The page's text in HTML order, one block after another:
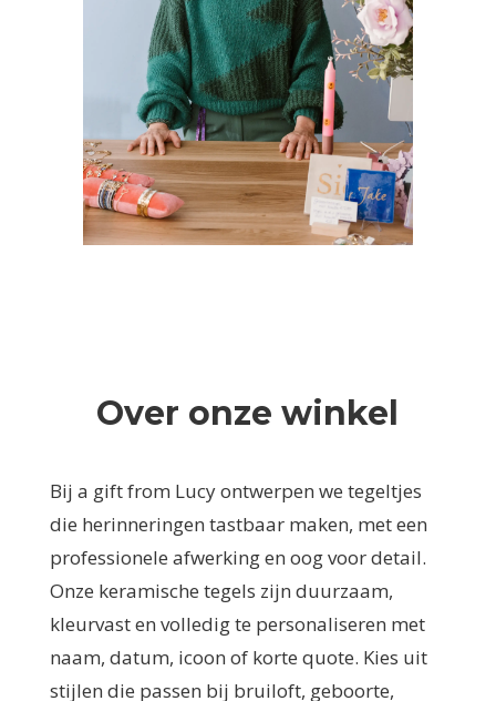
Over onze winkel
Bij a gift from Lucy ontwerpen we tegeltjes
die herinneringen tastbaar maken, met een
professionele afwerking en oog voor detail.
Onze keramische tegels zijn duurzaam,
kleurvast en volledig te personaliseren met
naam, datum, icoon of korte quote. Kies uit
stijlen die passen bij bruiloft, geboorte,